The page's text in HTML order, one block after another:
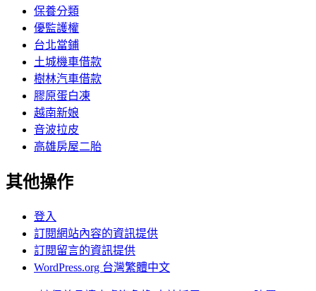
保養分類
優監護權
台北當鋪
土城機車借款
樹林汽車借款
膠原蛋白凍
越南新娘
音波拉皮
高雄房屋二胎
其他操作
登入
訂閱網站內容的資訊提供
訂閱留言的資訊提供
WordPress.org 台灣繁體中文